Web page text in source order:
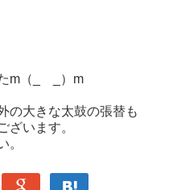
m（_ _）m
の大きな太鼓の張替も
ざいます。
。